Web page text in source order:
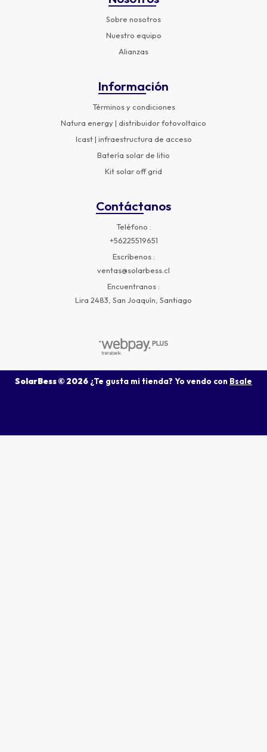
Sobre nosotros
Nuestro equipo
Alianzas
Información
Términos y condiciones
Natura energy | distribuidor fotovoltaico
Icast | infraestructura de acceso
Batería solar de litio
Kit solar off grid
Contáctanos
Teléfono
+56225519651
Escríbenos
ventas@solarbess.cl
Encuentranos
Lira 2483, San Joaquín, Santiago
SolarBess © 2026 ¿Te gusta mi tienda? Yo vendo con Bsale